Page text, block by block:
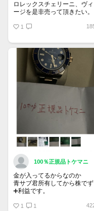
ロレックスチェリーニ、ヴ
ージを是非売って頂きたい。
1
100％正規品トケマニ
金が入ってるからなのか
青サブ君所有してから株でず
➕利益です。
銘柄番号7932 ニッピ
1 1